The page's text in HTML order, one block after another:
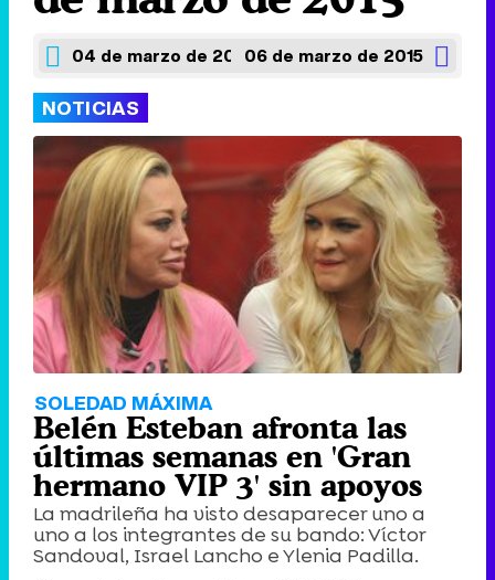
04 de marzo de 201506 de marzo de 2015
NOTICIAS
SOLEDAD MÁXIMA
Belén Esteban afronta las
últimas semanas en 'Gran
hermano VIP 3' sin apoyos
La madrileña ha visto desaparecer uno a
uno a los integrantes de su bando: Víctor
Sandoval, Israel Lancho e Ylenia Padilla.